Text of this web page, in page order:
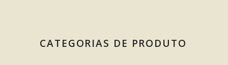
CATEGORIAS DE PRODUTO